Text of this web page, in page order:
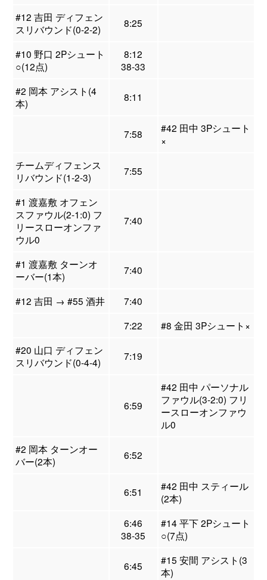
#12 吉田 ディフェン
スリバウンド(0-2-2)
8:25
#10 野口 2Pシュート
○(12点)
8:12
38-33
#2 岡本 アシスト(4
本)
8:11
7:58
#42 田中 3Pシュート
×
チームディフェンス
リバウンド(1-2-3)
7:55
#1 渡嘉敷 オフェン
スファウル(2-1:0) フ
リースローオンファ
ウル0
7:40
#1 渡嘉敷 ターンオ
ーバー(1本)
7:40
#12 吉田 → #55 酒井
7:40
7:22
#8 金田 3Pシュート×
#20 山口 ディフェン
スリバウンド(0-4-4)
7:19
6:59
#42 田中 パーソナル
ファウル(3-2:0) フリ
ースローオンファウ
ル0
#2 岡本 ターンオー
バー(2本)
6:52
6:51
#42 田中 スティール
(2本)
6:46
38-35
#14 平下 2Pシュート
○(7点)
6:45
#15 安間 アシスト(3
本)